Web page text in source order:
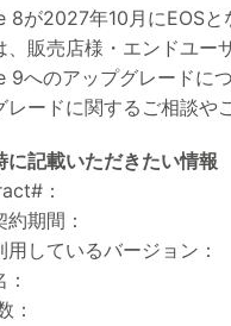
8が2027年10月にEOSと
、販売店様・エンドユー
9へのアップグレードに
レードに関するご相談や
に記載いただきたい情報
：
約期間：
用しているバージョン：
：